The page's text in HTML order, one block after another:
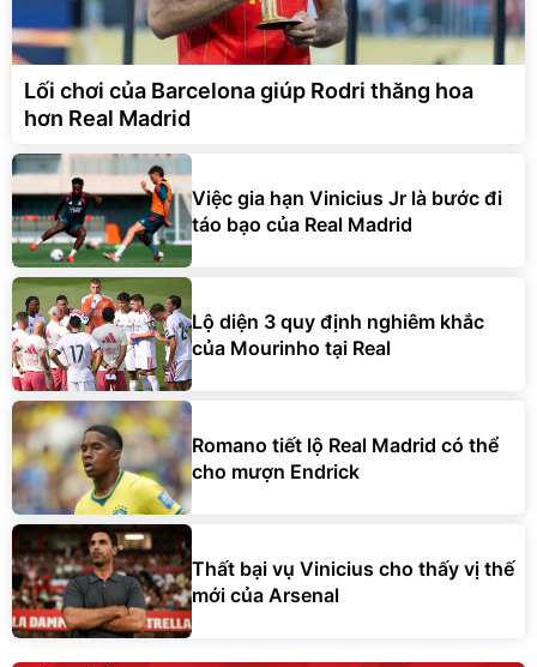
Lối chơi của Barcelona giúp Rodri thăng hoa
hơn Real Madrid
Việc gia hạn Vinicius Jr là bước đi
táo bạo của Real Madrid
Lộ diện 3 quy định nghiêm khắc
của Mourinho tại Real
Romano tiết lộ Real Madrid có thể
cho mượn Endrick
Thất bại vụ Vinicius cho thấy vị thế
mới của Arsenal